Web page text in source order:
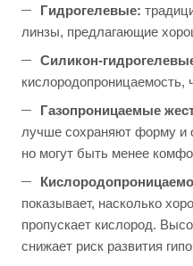
Гидрогелевые:
линзы, предлагающие
Силикон-
кислородопроницаемость,
Газопроницаемые
лучше сохраняют форму и
но могут быть менее
показывает, насколько
пропускает кислород.
снижает риск развития